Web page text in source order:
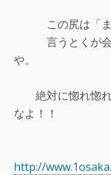
この尻は「まさ
言うとくが会社
や。
絶対に惚れ惚れ
なよ！！
http://